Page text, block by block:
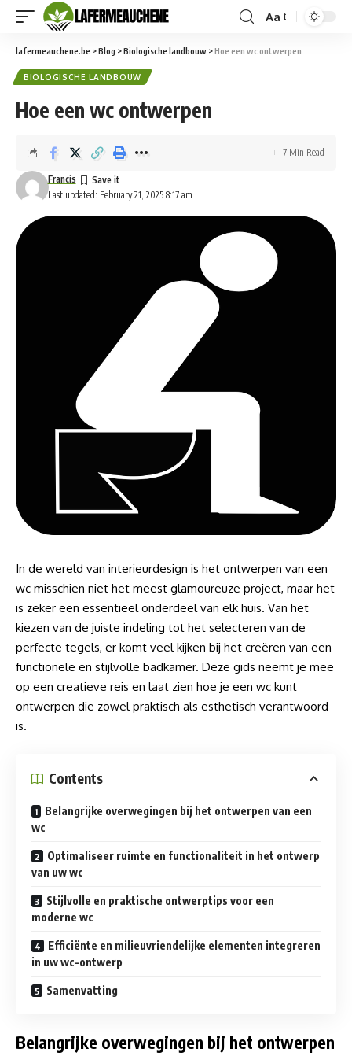
Font
Resizer
Aa
lafermeauchene.be >Blog >Biologische landbouw >Hoe een wc ontwerpen
BIOLOGISCHE LANDBOUW
Hoe een wc ontwerpen
Last updated: February 21, 2025 8:17 am
Francis
7 Min Read
In de wereld van interieurdesign is het ontwerpen van een
wc misschien niet het meest glamoureuze project, maar het
is zeker een essentieel onderdeel van elk huis. Van het
kiezen van de juiste indeling tot het selecteren van de
perfecte tegels, er komt veel kijken bij het creëren van een
functionele en stijlvolle badkamer. Deze gids neemt je mee
op een creatieve reis en laat zien hoe je een wc kunt
ontwerpen die zowel praktisch als esthetisch verantwoord
is.
Contents
Belangrijke overwegingen bij het ontwerpen van een
wc
Optimaliseer ruimte en functionaliteit in het ontwerp
van uw wc
Stijlvolle en praktische ontwerptips voor een
moderne wc
Efficiënte en milieuvriendelijke elementen integreren
in uw wc-ontwerp
Samenvatting
Belangrijke overwegingen bij het ontwerpen